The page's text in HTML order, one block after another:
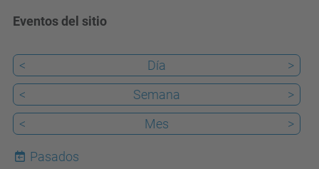
Eventos del sitio
< Día
>
<
Semana
>
<
Mes >
Pasados